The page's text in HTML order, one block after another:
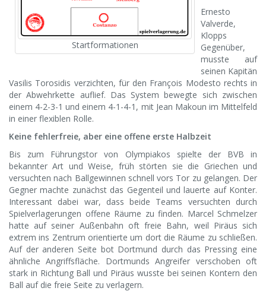
Startformationen
Ernesto
Valverde,
Klopps
Gegenüber,
musste auf
seinen Kapitän
Vasilis Torosidis verzichten, für den François Modesto rechts in
der Abwehrkette auflief. Das System bewegte sich zwischen
einem 4-2-3-1 und einem 4-1-4-1, mit Jean Makoun im Mittelfeld
in einer flexiblen Rolle.
Keine fehlerfreie, aber eine offene erste Halbzeit
Bis zum Führungstor von Olympiakos spielte der BVB in
bekannter Art und Weise, früh störten sie die Griechen und
versuchten nach Ballgewinnen schnell vors Tor zu gelangen. Der
Gegner machte zunächst das Gegenteil und lauerte auf Konter.
Interessant dabei war, dass beide Teams versuchten durch
Spielverlagerungen offene Räume zu finden. Marcel Schmelzer
hatte auf seiner Außenbahn oft freie Bahn, weil Piräus sich
extrem ins Zentrum orientierte um dort die Räume zu schließen.
Auf der anderen Seite bot Dortmund durch das Pressing eine
ähnliche Angriffsfläche. Dortmunds Angreifer verschoben oft
stark in Richtung Ball und Piräus wusste bei seinen Kontern den
Ball auf die freie Seite zu verlagern.